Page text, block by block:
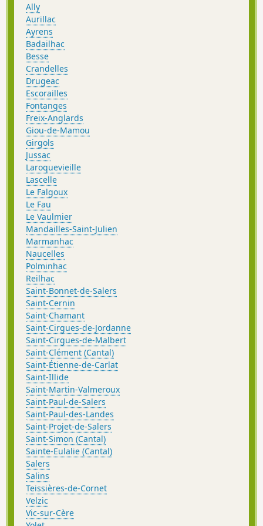
Ally
Aurillac
Ayrens
Badailhac
Besse
Crandelles
Drugeac
Escorailles
Fontanges
Freix-Anglards
Giou-de-Mamou
Girgols
Jussac
Laroquevieille
Lascelle
Le Falgoux
Le Fau
Le Vaulmier
Mandailles-Saint-Julien
Marmanhac
Naucelles
Polminhac
Reilhac
Saint-Bonnet-de-Salers
Saint-Cernin
Saint-Chamant
Saint-Cirgues-de-Jordanne
Saint-Cirgues-de-Malbert
Saint-Clément (Cantal)
Saint-Étienne-de-Carlat
Saint-Illide
Saint-Martin-Valmeroux
Saint-Paul-de-Salers
Saint-Paul-des-Landes
Saint-Projet-de-Salers
Saint-Simon (Cantal)
Sainte-Eulalie (Cantal)
Salers
Salins
Teissières-de-Cornet
Velzic
Vic-sur-Cère